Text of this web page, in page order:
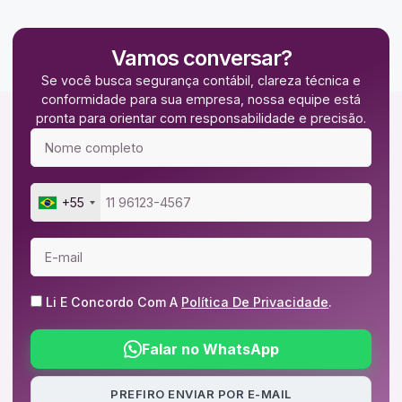
Vamos conversar?
Se você busca segurança contábil, clareza técnica e
conformidade para sua empresa, nossa equipe está
pronta para orientar com responsabilidade e precisão.
+55
Li E Concordo Com A Política De Privacidade.
Falar no WhatsApp
PREFIRO ENVIAR POR E-MAIL